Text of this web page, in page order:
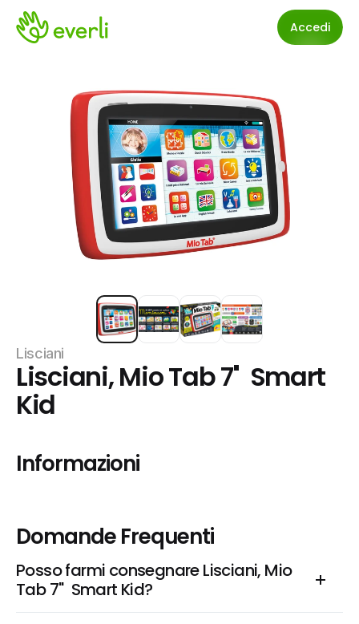
Accedi
Lisciani
Lisciani, Mio Tab 7''  Smart
Kid
Informazioni
Domande Frequenti
Posso farmi consegnare Lisciani, Mio
Tab 7''  Smart Kid?